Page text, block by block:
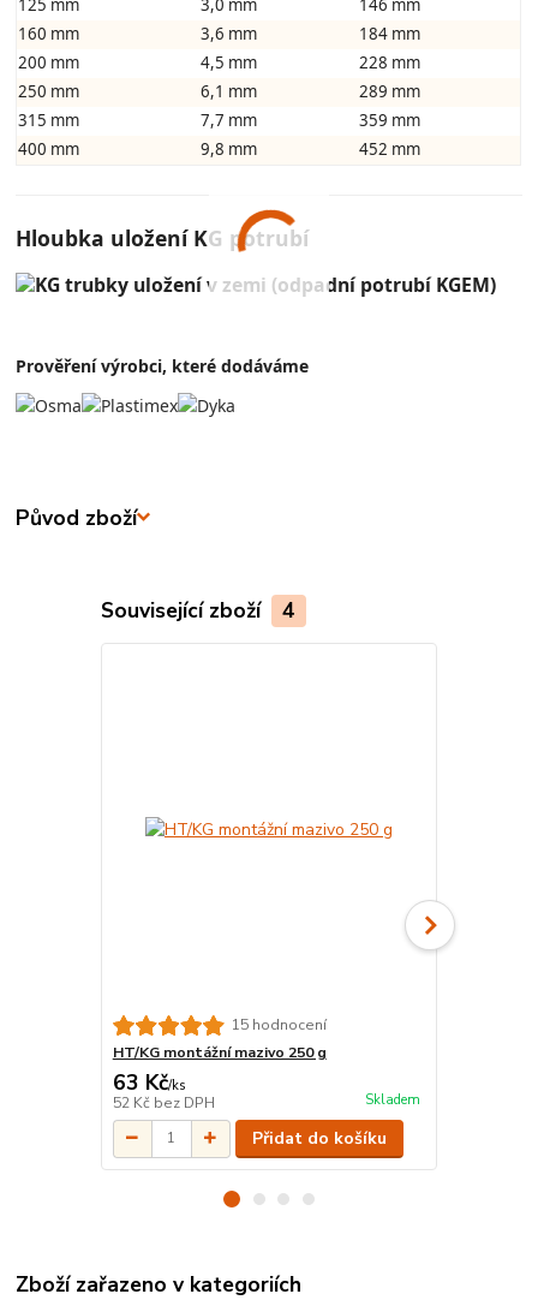
160 mm
3,6 mm
184 mm
200 mm
4,5 mm
228 mm
250 mm
6,1 mm
289 mm
315 mm
7,7 mm
359 mm
400 mm
9,8 mm 452 mm
Hloubka uložení KG potrubí
Prověření výrobci, které dodáváme
Původ zboží
Související zboží 4
15 hodnocení
HT/KG montážní mazivo 250 g
63 Kč/ks
52 Kč bez DPH Skladem
Přidat do košíku
Zboží zařazeno v kategoriích